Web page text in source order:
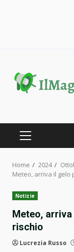
content
PRIMARY
Home 2024
Meteo, arriva il gelo
Notizie
Meteo,
rischio
Lucrezia Russo